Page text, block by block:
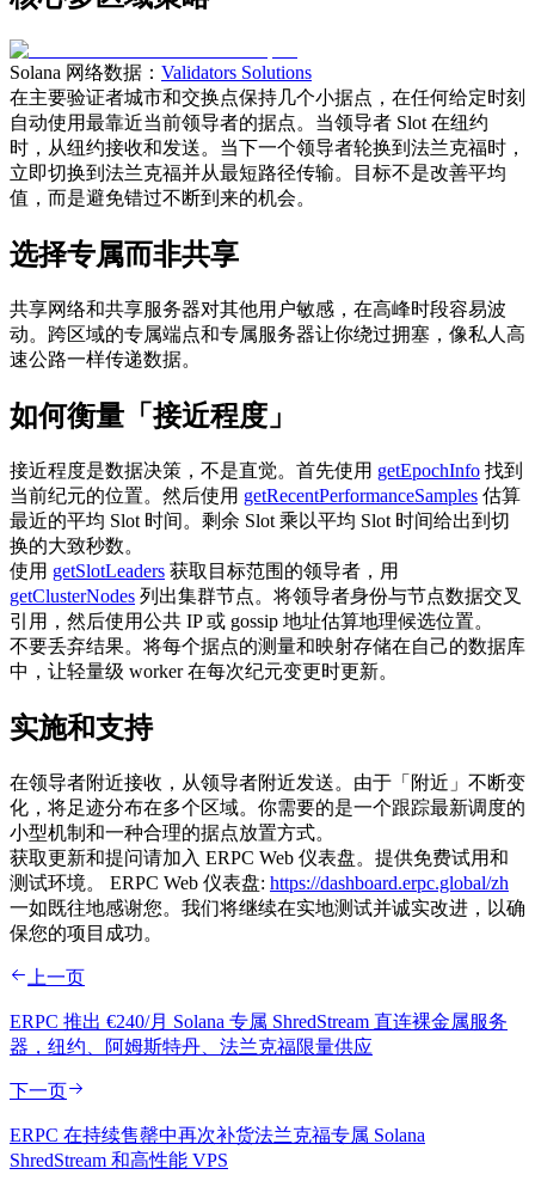
Solana 网络数据： Validators Solutions
在主要验证者城市和交换点保持几个小据点，在任何给定时刻
自动使用最靠近当前领导者的据点。当领导者 Slot 在纽约
时，从纽约接收和发送。当下一个领导者轮换到法兰克福时，
立即切换到法兰克福并从最短路径传输。目标不是改善平均
值，而是避免错过不断到来的机会。
选择专属而非共享
共享网络和共享服务器对其他用户敏感，在高峰时段容易波
动。跨区域的专属端点和专属服务器让你绕过拥塞，像私人高
速公路一样传递数据。
如何衡量「接近程度」
接近程度是数据决策，不是直觉。首先使用 getEpochInfo 找到
当前纪元的位置。然后使用 getRecentPerformanceSamples 估算
最近的平均 Slot 时间。剩余 Slot 乘以平均 Slot 时间给出到切
换的大致秒数。
使用 getSlotLeaders 获取目标范围的领导者，用
getClusterNodes 列出集群节点。将领导者身份与节点数据交叉
引用，然后使用公共 IP 或 gossip 地址估算地理候选位置。
不要丢弃结果。将每个据点的测量和映射存储在自己的数据库
中，让轻量级 worker 在每次纪元变更时更新。
实施和支持
在领导者附近接收，从领导者附近发送。由于「附近」不断变
化，将足迹分布在多个区域。你需要的是一个跟踪最新调度的
小型机制和一种合理的据点放置方式。
获取更新和提问请加入 ERPC Web 仪表盘。提供免费试用和
测试环境。 ERPC Web 仪表盘: https://dashboard.erpc.global/zh
一如既往地感谢您。我们将继续在实地测试并诚实改进，以确
保您的项目成功。
上一页
ERPC 推出 €240/月 Solana 专属 ShredStream 直连裸金属服务
器，纽约、阿姆斯特丹、法兰克福限量供应
下一页
ERPC 在持续售罄中再次补货法兰克福专属 Solana
ShredStream 和高性能 VPS